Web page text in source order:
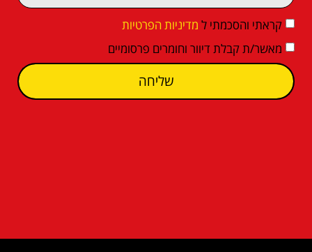
קראתי והסכמתי ל מדיניות הפרטיות
מאשר/ת קבלת דיוור וחומרים פרסומיים
שליחה